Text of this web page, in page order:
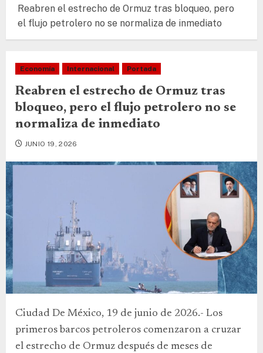
Reabren el estrecho de Ormuz tras bloqueo, pero
el flujo petrolero no se normaliza de inmediato
Economía Internacional Portada
Reabren el estrecho de Ormuz tras
bloqueo, pero el flujo petrolero no se
normaliza de inmediato
JUNIO 19, 2026
Ciudad De México, 19 de junio de 2026.- Los
primeros barcos petroleros comenzaron a cruzar
el estrecho de Ormuz después de meses de